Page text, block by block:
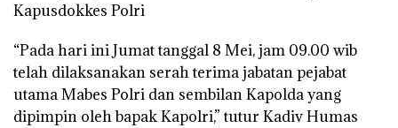
Kapusdokkes Polri
“Pada hari ini Jumat tanggal 8 Mei, jam 09.00 wib
telah dilaksanakan serah terima jabatan pejabat
utama Mabes Polri dan sembilan Kapolda yang
dipimpin oleh bapak Kapolri,” tutur Kadiv Humas